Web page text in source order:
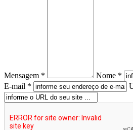
Mensagem *
Nome *
E-mail *